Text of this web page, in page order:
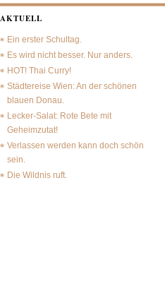
AKTUELL
Ein erster Schultag.
Es wird nicht besser. Nur anders.
HOT! Thai Curry!
Städtereise Wien: An der schönen
blauen Donau.
Lecker-Salat: Rote Bete mit
Geheimzutat!
Verlassen werden kann doch schön
sein.
Die Wildnis ruft.